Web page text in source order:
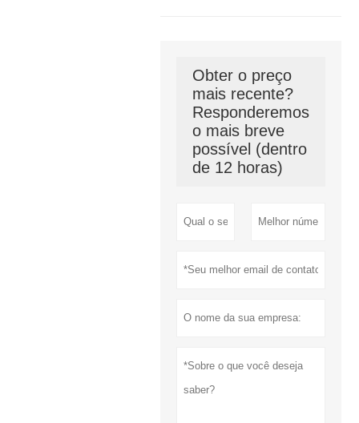
Obter o preço
mais recente?
Responderemos
o mais breve
possível (dentro
de 12 horas)